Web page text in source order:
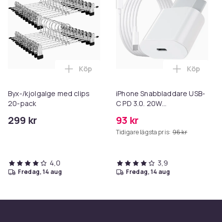
Byx-/kjolgalge med clips
20-pack
299 kr
Lägg till Byx-/kjolgalge med clips 20-
Köp
4,0
fredag, 14 aug
iPhone Snabbladdare USB-
C PD 3.0. 20W
93 kr
Tidigare lägsta pris: 96 kr
Lägg till
Köp
3,9
fredag, 14 aug